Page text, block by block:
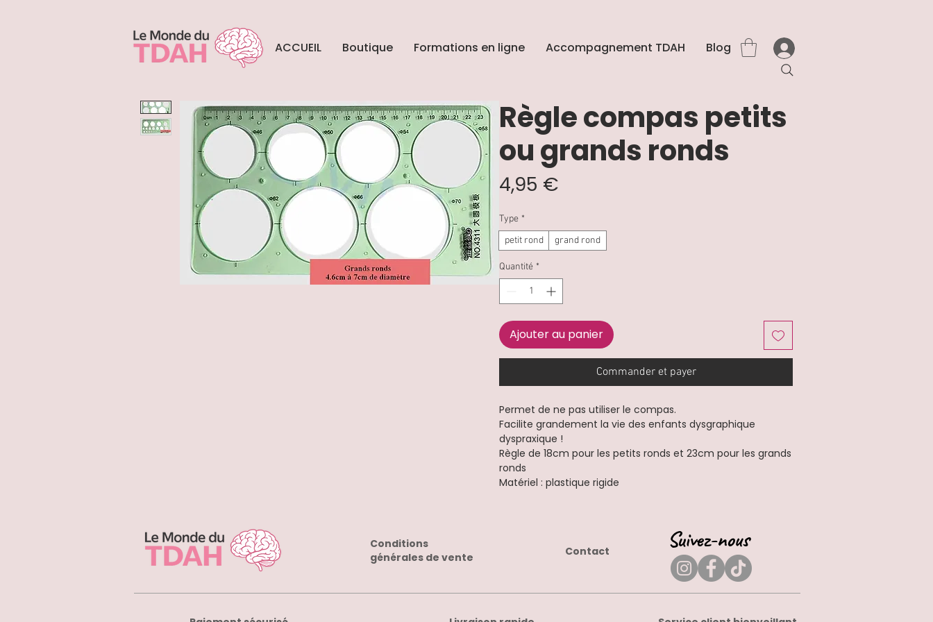
ACCUEIL Boutique Formations en ligne Accompagnement TDAH Blog
Règle compas petits
ou grands ronds
4,95 €
Type *
petit rond
grand rond
Quantité *
Ajouter au panier
Commander et payer
Permet de ne pas utiliser le compas.
Facilite grandement la vie des enfants dysgraphique
dyspraxique !
Règle de 18cm pour les petits ronds et 23cm pour les grands
ronds
Matériel : plastique rigide
Conditions
générales de vente
Contact Suivez-nous